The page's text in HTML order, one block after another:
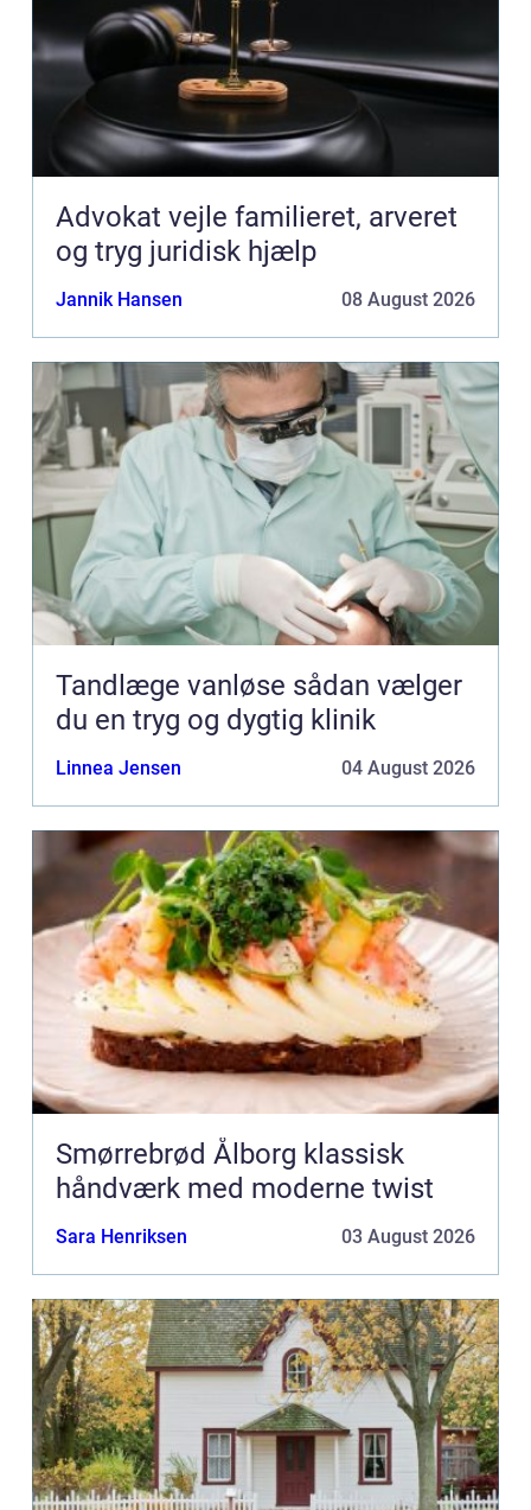
Advokat vejle familieret, arveret
og tryg juridisk hjælp
Jannik Hansen 08 August 2026
Tandlæge vanløse sådan vælger
du en tryg og dygtig klinik
Linnea Jensen 04 August 2026
Smørrebrød Ålborg klassisk
håndværk med moderne twist
Sara Henriksen 03 August 2026